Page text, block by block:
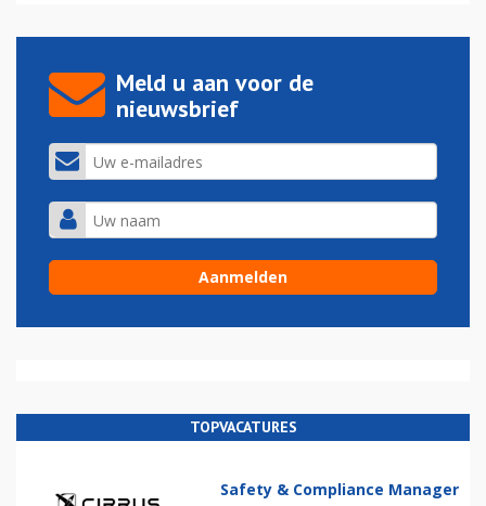
Meld u aan voor de
nieuwsbrief
TOPVACATURES
Safety & Compliance Manager